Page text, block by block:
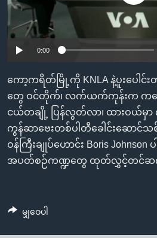
ညွန်း
စာမျက်နှာ
ကြည့်
ရန်
ရှာဖွေ
ရန်
နေရာ
သို့
Learning English
ဗွီအိုအေ လူမှုကွန်ယက်များ
ဘာသာစကားများ
0:00
ကော့ကရိတ်မြို့ကို KNLA နဲ့ပူးပေါင်း
တွေ ဝင်တိုက်၊ လက်ယက်ကုန်းက က
ငယ်တချို့ ပြန်လွတ်လာ၊ ထားဝယ်မှာ ကို
ကွန်ဆာဗေးတစ်ပါတီခေါင်းဆောင်
ဝန်ကြီးချုပ်ဟောင်း Boris
အပတ်စဉ်ကဏ္ဍတွေ ထုတ်လွှင့်တင်ဆက်
မျှဝေပါ